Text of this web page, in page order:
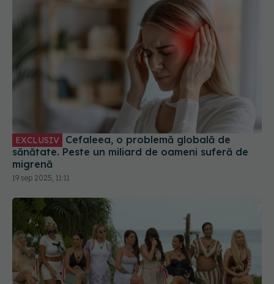
sănătate. Peste un miliard de oameni suferă de
migrenă
19 sep 2025, 11:11